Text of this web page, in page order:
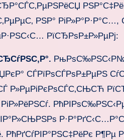
РЅР° РіР»Р°Р·Р°С…,
РїСЂРѕР±Р»РµРј:
СЃРїРѕСЃРѕР±РµРЅ
Р»РµРіРєРѕСЃС‚СЊСЋ
РћРґСѓРІР°РЅС‡РёРє Р¶Рµ